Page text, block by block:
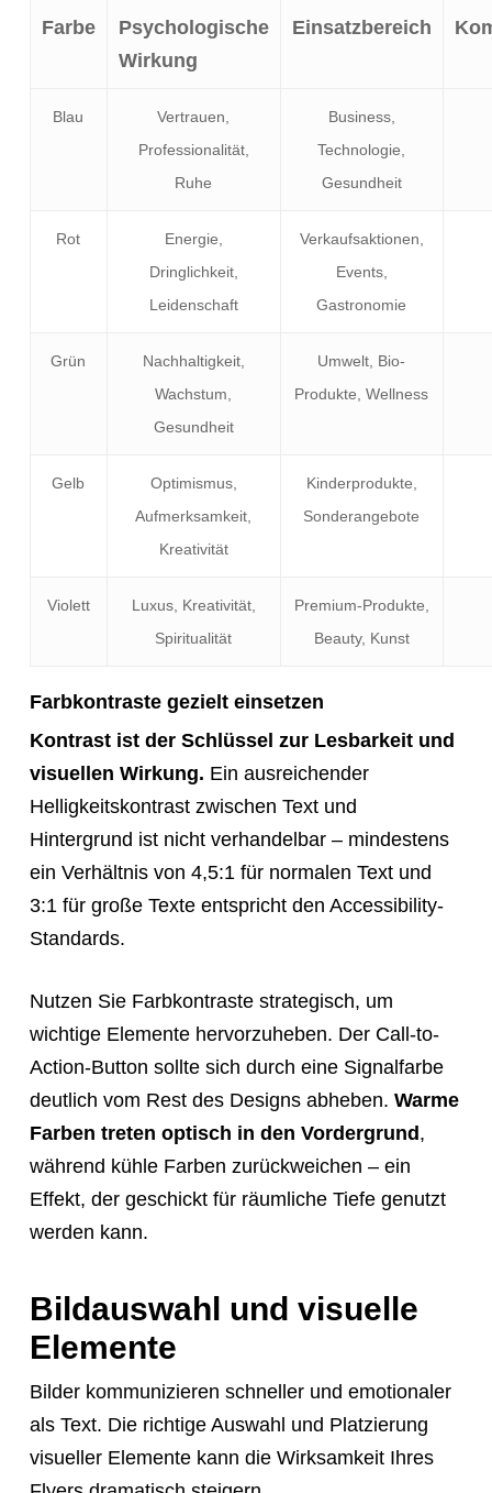
Farbe
Psychologische
Wirkung
Einsatzbereich
Blau
Vertrauen,
Professionalität,
Ruhe
Business,
Technologie,
Gesundheit
Rot
Energie,
Dringlichkeit,
Leidenschaft
Verkaufsaktionen,
Events,
Gastronomie
Grün
Nachhaltigkeit,
Wachstum,
Gesundheit
Umwelt, Bio-
Produkte, Wellness
Gelb
Optimismus,
Aufmerksamkeit,
Kreativität
Kinderprodukte,
Sonderangebote
Violett
Luxus, Kreativität,
Spiritualität
Premium-Produkte,
Beauty, Kunst
Farbkontraste gezielt einsetzen
Kontrast ist der Schlüssel zur Lesbarkeit und
visuellen Wirkung. Ein ausreichender
Helligkeitskontrast zwischen Text und
Hintergrund ist nicht verhandelbar – mindestens
ein Verhältnis von 4,5:1 für normalen Text und
3:1 für große Texte entspricht den Accessibility-
Standards.
Nutzen Sie Farbkontraste strategisch, um
wichtige Elemente hervorzuheben. Der Call-to-
Action-Button sollte sich durch eine Signalfarbe
deutlich vom Rest des Designs abheben. Warme
Farben treten optisch in den Vordergrund,
während kühle Farben zurückweichen – ein
Effekt, der geschickt für räumliche Tiefe genutzt
werden kann.
Bildauswahl und visuelle
Elemente
Bilder kommunizieren schneller und emotionaler
als Text. Die richtige Auswahl und Platzierung
visueller Elemente kann die Wirksamkeit Ihres